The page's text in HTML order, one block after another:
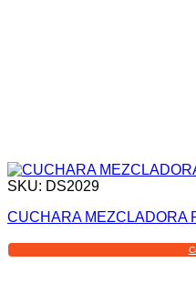
SKU: DS2029
CUCHARA MEZCLADORA